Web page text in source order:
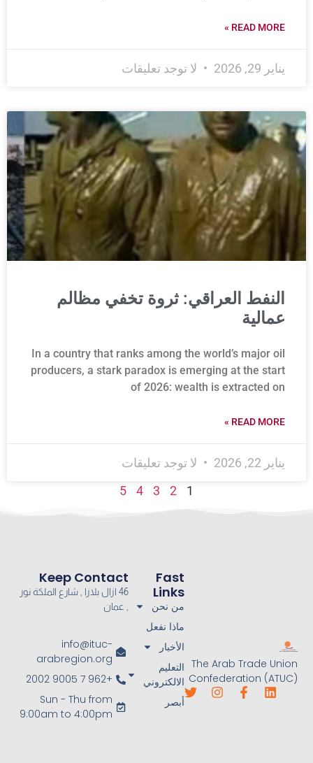
READ MORE »
يناير 29, 2026 لا توجد تعليقات
النفط العراقي: ثروة تخفي مظالم
عمالية
In a country that ranks among the world’s major oil
producers, a stark paradox is emerging at the start
of 2026: wealth is extracted on
READ MORE »
يناير 22, 2026
لا توجد تعليقات
1
2
3
4
5
The Arab Trade Union
Confederation (ATUC)
Fast
Links
من نحن
ماذا نفعل
الأخبار
التعليم
الالكتروني
أبصر
Keep Contact
46 ازال بلازا , شارع الملكة نور
, عمان
info@ituc-
arabregion.org
+962 7 9005 2002
Sun - Thu from
9:00am to 4:00pm